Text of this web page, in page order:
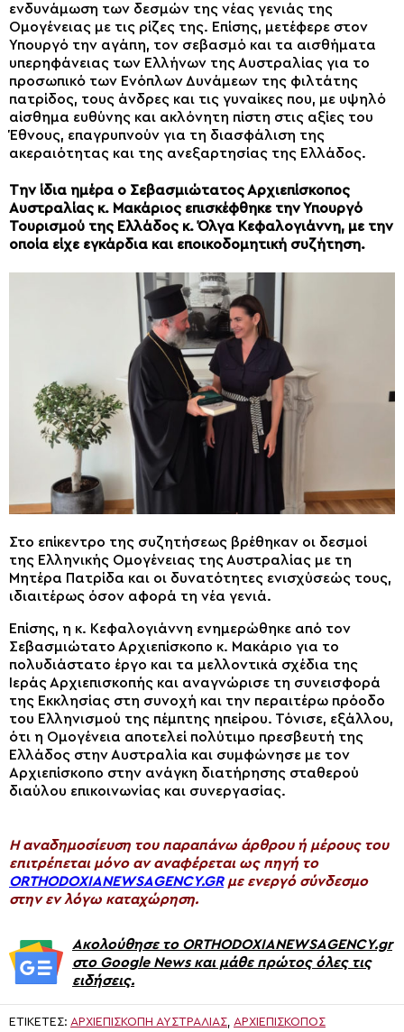
ενδυνάμωση των δεσμών της νέας γενιάς της
Ομογένειας με τις ρίζες της. Επίσης, μετέφερε στον
Υπουργό την αγάπη, τον σεβασμό και τα αισθήματα
υπερηφάνειας των Ελλήνων της Αυστραλίας για το
προσωπικό των Ενόπλων Δυνάμεων της φιλτάτης
πατρίδος, τους άνδρες και τις γυναίκες που, με υψηλό
αίσθημα ευθύνης και ακλόνητη πίστη στις αξίες του
Έθνους, επαγρυπνούν για τη διασφάλιση της
ακεραιότητας και της ανεξαρτησίας της Ελλάδος.
Την ίδια ημέρα ο Σεβασμιώτατος Αρχιεπίσκοπος
Αυστραλίας κ. Μακάριος επισκέφθηκε την Υπουργό
Τουρισμού της Ελλάδος κ. Όλγα Κεφαλογιάννη, με την
οποία είχε εγκάρδια και εποικοδομητική συζήτηση.
Στο επίκεντρο της συζητήσεως βρέθηκαν οι δεσμοί
της Ελληνικής Ομογένειας της Αυστραλίας με τη
Μητέρα Πατρίδα και οι δυνατότητες ενισχύσεώς τους,
ιδιαιτέρως όσον αφορά τη νέα γενιά.
Επίσης, η κ. Κεφαλογιάννη ενημερώθηκε από τον
Σεβασμιώτατο Αρχιεπίσκοπο κ. Μακάριο για το
πολυδιάστατο έργο και τα μελλοντικά σχέδια της
Ιεράς Αρχιεπισκοπής και αναγνώρισε τη συνεισφορά
της Εκκλησίας στη συνοχή και την περαιτέρω πρόοδο
του Ελληνισμού της πέμπτης ηπείρου. Τόνισε, εξάλλου,
ότι η Ομογένεια αποτελεί πολύτιμο πρεσβευτή της
Ελλάδος στην Αυστραλία και συμφώνησε με τον
Αρχιεπίσκοπο στην ανάγκη διατήρησης σταθερού
διαύλου επικοινωνίας και συνεργασίας.
H αναδημοσίευση του παραπάνω άρθρου ή μέρους του
επιτρέπεται μόνο αν αναφέρεται ως πηγή το
ORTHODOXIANEWSAGENCY.GRμε ενεργό σύνδεσμο
στην εν λόγω καταχώρηση.
Ακολούθησε το ORTHODOXIANEWSAGENCY.gr
στο Google News και μάθε πρώτος όλες τις
ειδήσεις.
ΕΤΙΚΈΤΕΣ: ΑΡΧΙΕΠΙΣΚΟΠΉ ΑΥΣΤΡΑΛΊΑΣ, ΑΡΧΙΕΠΊΣΚΟΠΟΣ